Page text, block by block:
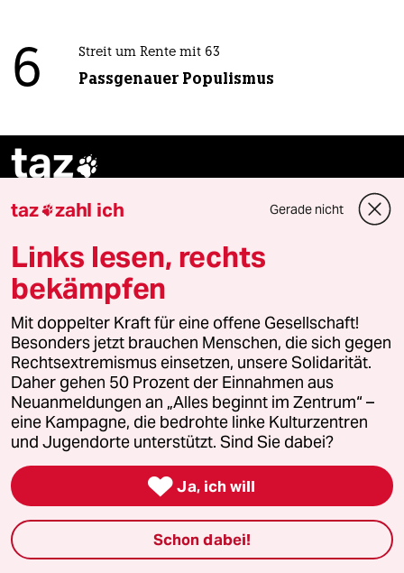
6 Streit um Rente mit 63
Passgenauer Populismus
taz
Folgen Sie uns
Ressorts
Politik
Öko
Gesellschaft
Kultur
Sport
taz zahl ich Gerade nicht
Links lesen, rechts
bekämpfen
Mit doppelter Kraft für eine offene Gesellschaft!
Besonders jetzt brauchen Menschen, die sich gegen
Rechtsextremismus einsetzen, unsere Solidarität.
Daher gehen 50 Prozent der Einnahmen aus
Neuanmeldungen an „Alles beginnt im Zentrum“ –
eine Kampagne, die bedrohte linke Kulturzentren
und Jugendorte unterstützt. Sind Sie dabei?
 Ja, ich will
Schon dabei!